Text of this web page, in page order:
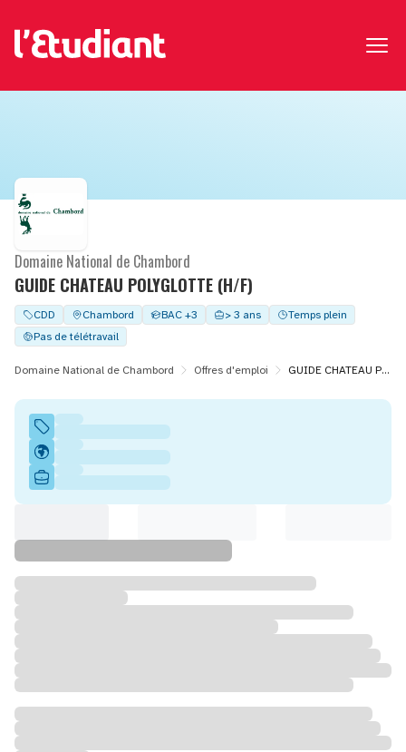
GUIDE CHATEAU POLYGLOTTE (H/F)
Domaine National de Chambord
CDD Chambord BAC +3 > 3 ans
Temps plein
Pas de télétravail
Domaine National de Chambord Offres d'emploi GUIDE CHATEAU POLYGLOTTE (H/F)